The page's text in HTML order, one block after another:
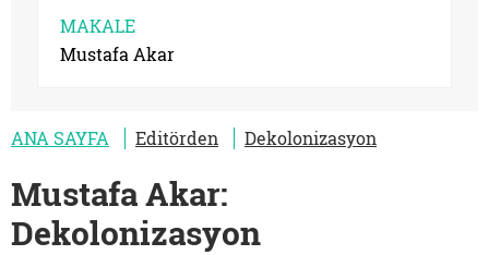
MAKALE
Mustafa Akar
ANA SAYFA Editörden Dekolonizasyon
Mustafa Akar:
Dekolonizasyon